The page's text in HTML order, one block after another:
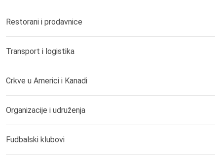
Restorani i prodavnice
Transport i logistika
Crkve u Americi i Kanadi
Organizacije i udruženja
Fudbalski klubovi